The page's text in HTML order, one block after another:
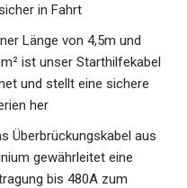
in Fahrt
Länge von 4,5m und
ist unser Starthilfekabel
und stellt eine sichere
her
Überbrückungskabel aus
gewährleitet eine
bis 480A zum